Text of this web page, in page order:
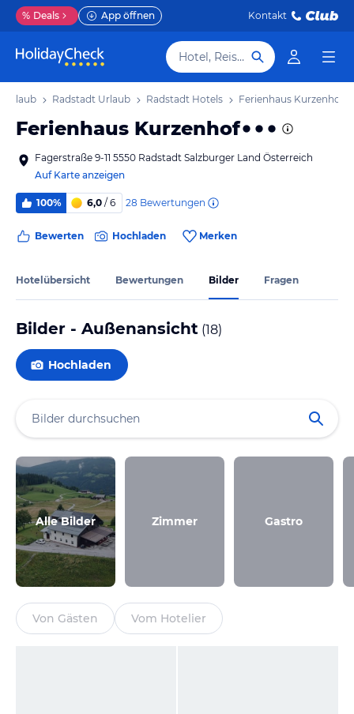
% Deals App öffnen Kontakt
Hotel, Reiseziel
Urlaub Radstadt Urlaub Radstadt Hotels Ferienhaus Kurzenhof
Ferienhaus Kurzenhof
Fagerstraße 9-11 5550 Radstadt Salzburger Land Österreich
Auf Karte anzeigen
100% 6,0 / 6 28 Bewertungen
Bewerten Hochladen Merken
Hotelübersicht Bewertungen Bilder Fragen
Bilder - Außenansicht (18)
Hochladen
Alle Bilder Zimmer Gastro
Von Gästen Vom Hotelier